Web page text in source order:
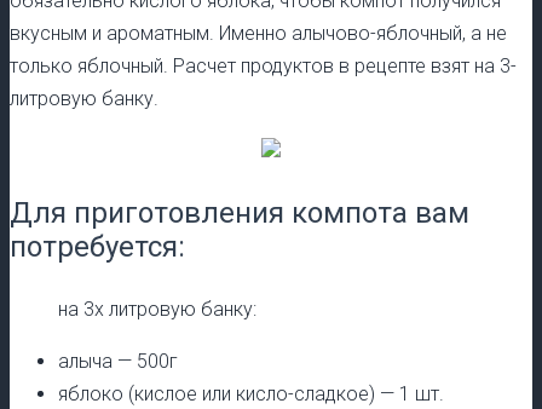
вкусным и ароматным. Именно алычово-яблочный, а не
только яблочный. Расчет продуктов в рецепте взят на 3-
литровую банку.
Для приготовления компота вам
потребуется:
на 3х литровую банку:
алыча — 500г
яблоко (кислое или кисло-сладкое) — 1 шт.